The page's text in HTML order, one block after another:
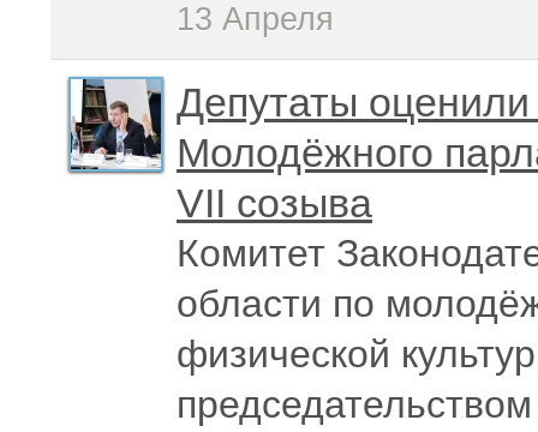
13 Апреля
Депутаты
Молодёжного
VII созыва
Комитет
области по
физической